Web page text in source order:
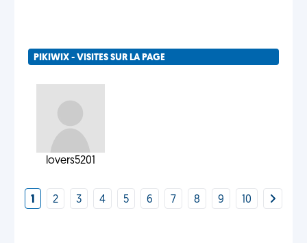
PIKIWIX - VISITES SUR LA PAGE
lovers5201
1 2 3 4 5 6 7 8 9 10